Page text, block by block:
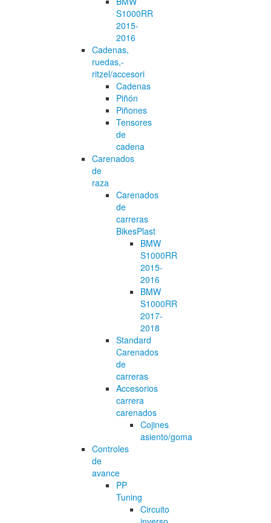
S1000RR
2015-
2016
Cadenas,
ruedas,-
ritzel/accesori
Cadenas
Piñón
Piñones
Tensores
de
cadena
Carenados
de
raza
Carenados
de
carreras
BikesPlast
BMW
S1000RR
2015-
2016
BMW
S1000RR
2017-
2018
Standard
Carenados
de
carreras
Accesorios
carrera
carenados
Cojines
asiento/goma
Controles
de
avance
PP
Tuning
Circuito